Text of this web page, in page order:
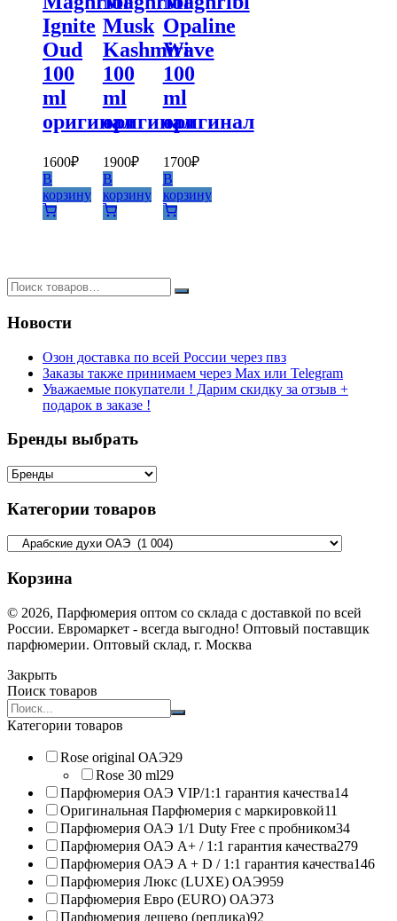
Ignite
Oud
100
ml
оригинал
1600₽
В
корзину
Musk
Kashmiri
100
ml
оригинал
1900₽
В
корзину
Opaline
Wave
100
ml
оригинал
1700₽
В
корзину
Новости
Озон доставка по всей России через пвз
Заказы также принимаем через Max или Telegram
Уважаемые покупатели ! Дарим скидку за отзыв +
подарок в заказе !
Бренды выбрать
Категории товаров
Корзина
© 2026, Парфюмерия оптом со склада с доставкой по всей
России. Евромаркет - всегда выгодно! Оптовый поставщик
парфюмерии. Оптовый склад, г. Москва
Закрыть
Поиск товаров
Search
products:
Категории товаров
Rose original ОАЭ29
Rose 30 ml29
Парфюмерия ОАЭ VIP/1:1 гарантия качества14
Оригинальная Парфюмерия с маркировкой11
Парфюмерия ОАЭ 1/1 Duty Free с пробником34
Парфюмерия ОАЭ A+ / 1:1 гарантия качества279
Парфюмерия ОАЭ A + D / 1:1 гарантия качества146
Парфюмерия Люкс (LUXE) ОАЭ959
Парфюмерия Евро (EURO) ОАЭ73
Парфюмерия дешево (реплика)92